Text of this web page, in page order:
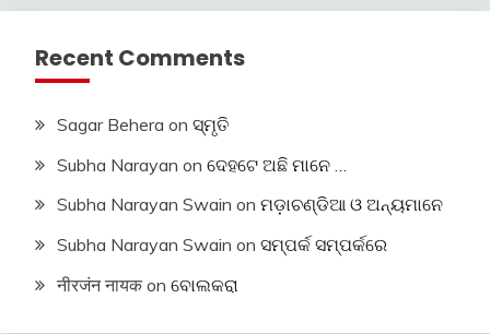
Recent Comments
Sagar Behera on ସ୍ମୃତି
Subha Narayan on ଦେହଟେ ଅଛି ମାନେ …
Subha Narayan Swain on ମଡ଼ାଚଣ୍ଡିଆ ଓ ଅନ୍ୟମାନେ
Subha Narayan Swain on ସମ୍ପର୍କ ସମ୍ପର୍କରେ
नीरजंन नायक on ବୋଲକରା